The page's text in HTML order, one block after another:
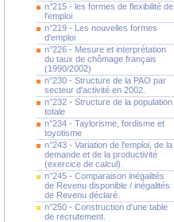
n°215 - les formes de flexibilité de
l'emploi
n°219 - Les nouvelles formes
d'emploi
n°226 - Mesure et interprétation
du taux de chômage français
(1990/2002)
n°230 - Structure de la PAO par
secteur d'activité en 2002.
n°232 - Structure de la population
totale
n°234 - Taylorisme, fordisme et
toyotisme
n°243 - Variation de l'emploi, de la
demande et de la productivité
(exercice de calcul).
n°245 - Comparaison inégalités
de Revenu disponible / inégalités
de Revenu déclaré.
n°250 - Construction d'une table
de recrutement.